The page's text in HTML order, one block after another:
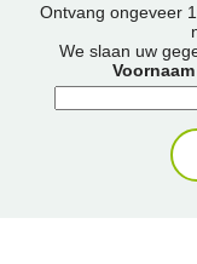
Ontvang ongeveer
We slaan uw
Voornaam